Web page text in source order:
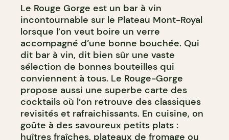
BAR À VIN
BAR À COCKTAIL
Le Rouge Gorge est un bar à vin
incontournable sur le Plateau Mont-Royal
lorsque l’on veut boire un verre
accompagné d’une bonne bouchée. Qui
dit bar à vin, dit bien sûr une vaste
sélection de bonnes bouteilles qui
conviennent à tous. Le Rouge-Gorge
propose aussi une superbe carte des
cocktails où l’on retrouve des classiques
revisités et rafraichissants. En cuisine, on
goûte à des savoureux petits plats :
huîtres fraîches, plateaux de fromage ou